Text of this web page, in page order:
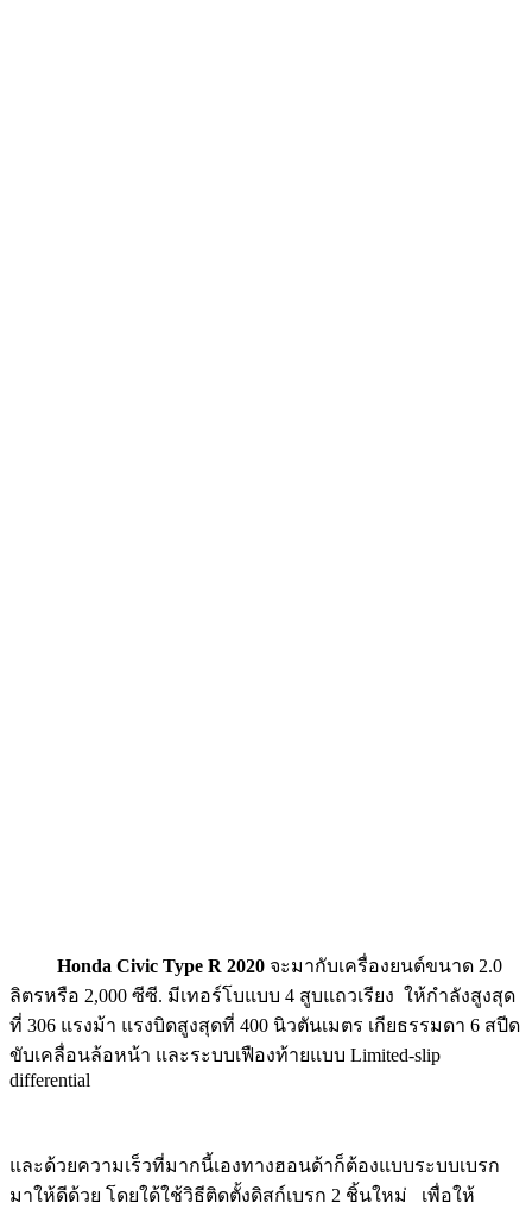
Honda Civic Type R 2020 จะมากับเครื่องยนต์ขนาด 2.0
ลิตรหรือ 2,000 ซีซี. มีเทอร์โบแบบ 4 สูบแถวเรียง ให้กำลังสูงสุด
ที่ 306 แรงม้า แรงบิดสูงสุดที่ 400 นิวตันเมตร เกียธรรมดา 6 สปีด
ขับเคลื่อนล้อหน้า และระบบเฟืองท้ายแบบ Limited-slip
differential
และด้วยความเร็วที่มากนี้เองทางฮอนด้าก็ต้องแบบระบบเบรก
มาให้ดีด้วย โดยใด้ใช้วิธีติดตั้งดิสก์เบรก 2 ชิ้นใหม่ เพื่อให้